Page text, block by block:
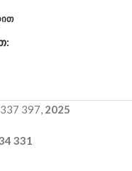
397, 2025
331